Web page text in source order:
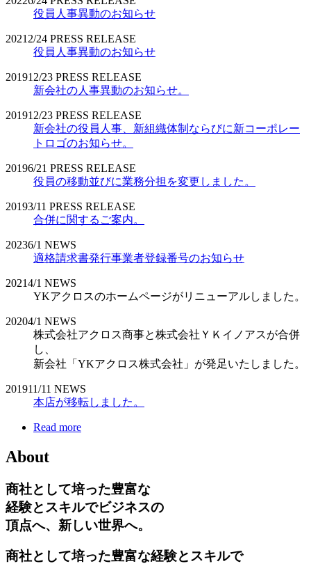
役員人事異動のお知らせ
2021 2/24 PRESS RELEASE
役員人事異動のお知らせ
201912/23 PRESS RELEASE
新会社の人事異動のお知らせ。
201912/23 PRESS RELEASE
新会社の役員人事、新組織体制ならびに新コーポレー
トロゴのお知らせ。
20196/21 PRESS RELEASE
役員の移動並びに業務分担を変更しました。
20193/11 PRESS RELEASE
合併に関するご案内。
20236/1 NEWS
適格請求書発行事業者登録番号のお知らせ
20214/1 NEWS
YKアクロスのホームページがリニューアルしました。
20204/1 NEWS
株式会社アクロス商事と株式会社ＹＫイノアスが合併
し、
新会社「YKアクロス株式会社」が発足いたしました。
201911/11 NEWS
本店が移転しました。
Read more
About
商社として培った豊富な
経験とスキルでビジネスの
頂点へ、新しい世界へ。
商社として培った豊富な経験とスキルで